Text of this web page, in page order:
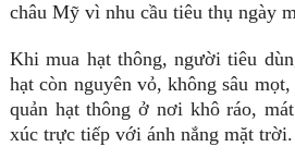
châu Mỹ vì nhu cầu tiêu thụ ngày
Khi mua hạt thông, người tiêu
hạt còn nguyên vỏ, không sâu
quản hạt thông ở nơi khô ráo,
xúc trực tiếp với ánh nắng mặt trời.